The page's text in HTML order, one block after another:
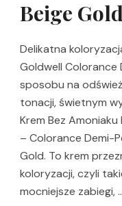
Beige
Delikatna
Goldwell Colorance
sposobu na
tonacji, świetnym
Krem Bez Amoniaku
– Colorance Demi-
Gold. To krem
koloryzacji, czyli
mocniejsze zabiegi,